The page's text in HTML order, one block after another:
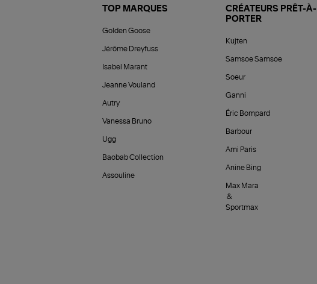
TOP MARQUES
Golden Goose
Jérôme Dreyfuss
Isabel Marant
Jeanne Vouland
Autry
Vanessa Bruno
Ugg
Baobab Collection
Assouline
CRÉATEURS PRÊT-À-
PORTER
Kujten
Samsoe Samsoe
Soeur
Ganni
Éric Bompard
Barbour
Ami Paris
Anine Bing
Max Mara
&
Sportmax